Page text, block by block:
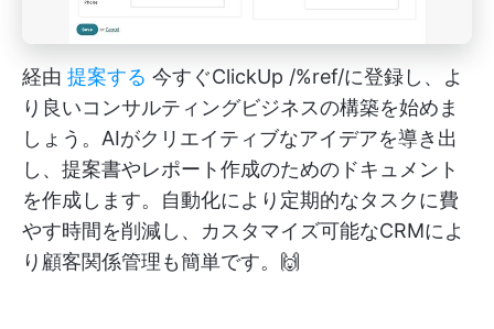
経由 提案する 今すぐClickUp /%ref/に登録し、よ
り良いコンサルティングビジネスの構築を始めま
しょう。AIがクリエイティブなアイデアを導き出
し、提案書やレポート作成のためのドキュメント
を作成します。自動化により定期的なタスクに費
やす時間を削減し、カスタマイズ可能なCRMによ
り顧客関係管理も簡単です。🙌